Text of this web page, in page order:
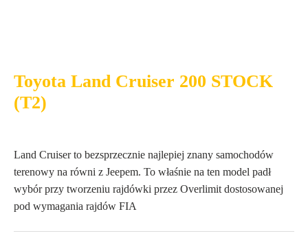
Toyota Land Cruiser 200 STOCK
(T2)
Land Cruiser to bezsprzecznie najlepiej znany samochodów
terenowy na równi z Jeepem. To właśnie na ten model padł
wybór przy tworzeniu rajdówki przez Overlimit dostosowanej
pod wymagania rajdów FIA